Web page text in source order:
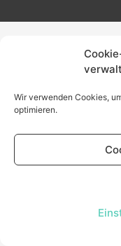
Wir verwenden Cookies,
optimieren.